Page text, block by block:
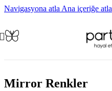
Navigasyona atla Ana içeriğe atla
Mirror Renkler